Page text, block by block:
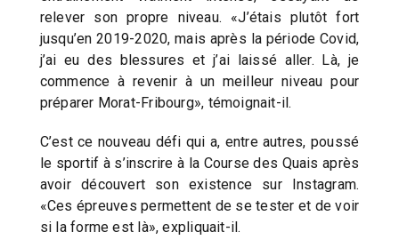
relever son propre niveau. «J’étais plutôt fort
jusqu’en 2019-2020, mais après la période Covid,
j’ai eu des blessures et j’ai laissé aller. Là, je
commence à revenir à un meilleur niveau pour
préparer Morat-Fribourg», témoignait-il.
C’est ce nouveau défi qui a, entre autres, poussé
le sportif à s’inscrire à la Course des Quais après
avoir découvert son existence sur Instagram.
«Ces épreuves permettent de se tester et de voir
si la forme est là», expliquait-il.